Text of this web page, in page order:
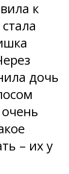
к
дочь
– их у